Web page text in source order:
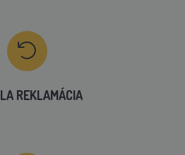
REKLAMÁCIA